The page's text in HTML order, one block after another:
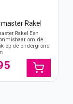
Rakel
Rakel Een
om de
op de ondergrond